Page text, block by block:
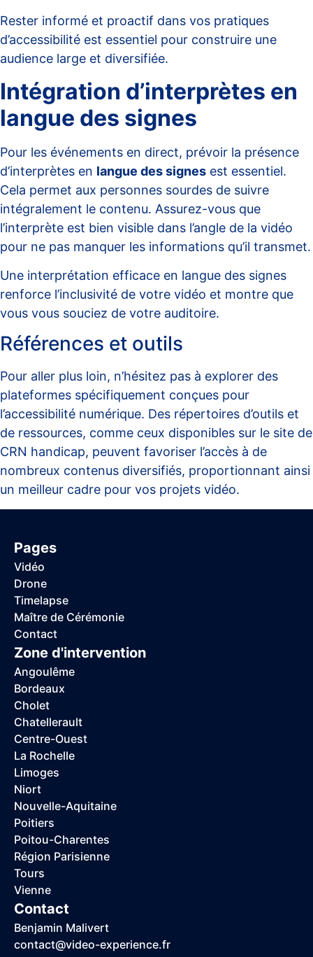
Rester informé et proactif dans vos pratiques
d’accessibilité est essentiel pour construire une
audience large et diversifiée.
Intégration d’interprètes en
langue des signes
Pour les événements en direct, prévoir la présence
d’interprètes en langue des signes est essentiel.
Cela permet aux personnes sourdes de suivre
intégralement le contenu. Assurez-vous que
l’interprète est bien visible dans l’angle de la vidéo
pour ne pas manquer les informations qu’il transmet.
Une interprétation efficace en langue des signes
renforce l’inclusivité de votre vidéo et montre que
vous vous souciez de votre auditoire.
Références et outils
Pour aller plus loin, n’hésitez pas à explorer des
plateformes spécifiquement conçues pour
l’accessibilité numérique. Des répertoires d’outils et
de ressources, comme ceux disponibles sur le site de
CRN handicap, peuvent favoriser l’accès à de
nombreux contenus diversifiés, proportionnant ainsi
un meilleur cadre pour vos projets vidéo.
Pages
Vidéo
Drone
Timelapse
Maître de Cérémonie
Contact
Zone d'intervention
Angoulême
Bordeaux
Cholet
Chatellerault
Centre-Ouest
La Rochelle
Limoges
Niort
Nouvelle-Aquitaine
Poitiers
Poitou-Charentes
Région Parisienne
Tours
Vienne
Contact
Benjamin Malivert
contact@video-experience.fr